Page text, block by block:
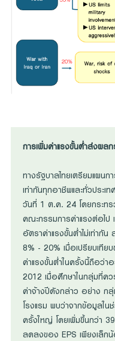
การเพิ่มค่าแรงขั้นต่ำส่งผล
ทางรัฐบาลไทยเตรียมแผน
เท่ากันทุกอาชีพและทั่วประเ
วันที่ 1 ต.ค. 24 โดยกระทรว
คณะกรรมการค่าแรงต่อไป
อัตราค่าแรงขั้นต่ำไม่เท่ากัน
8% - 20% เมื่อเปรียบเที
ค่าแรงขั้นต่ำในครั้งนี้ถือว่า
2012 เมื่อศึกษาในกลุ่มที่ค
ค่าจ้างปีดังกล่าว อย่าง ก
โรงแรม พบว่าจากข้อมูลใ
ครั้งใหญ่ โดยเพิ่มขึ้นกว่า
ลดลงของ EPS เพียงเล็กน้